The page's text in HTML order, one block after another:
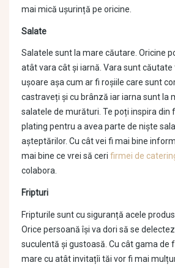
mai mică ușurință pe oricine.
Salate
Salatele sunt la mare căutare. Oricine
atât vara cât și iarnă. Vara sunt
ușoare așa cum ar fi roșiile care sunt
castraveți și cu brânză iar iarna sunt la
salatele de murături. Te poți inspira din
plating pentru a avea parte de niște
așteptărilor. Cu cât vei fi mai bine
mai bine ce vrei să ceri firmei de
colabora.
Fripturi
Fripturile sunt cu siguranță acele
Orice persoană își va dori să se
suculentă și gustoasă. Cu cât gama de
mare cu atât invitațîi tăi vor fi mai